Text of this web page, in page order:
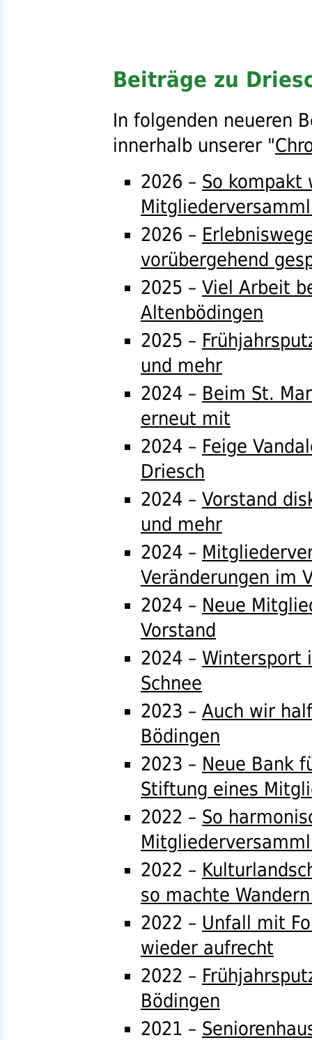
Beiträge zu
In folgenden neueren
innerhalb unserer "
2026 – So kompakt
2026 –
vorübergehend
2025 – Viel Arbeit
Altenbödingen
2025 –
und mehr
2024 – Beim St.
erneut mit
2024 – Feige
Driesch
2024 – Vorstand
und mehr
2024 –
Veränderungen im
2024 – Neue
Vorstand
2024 – Wintersport
Schnee
2023 – Auch wir
Bödingen
2023 – Neue Bank
Stiftung eines
2022 – So
2022 –
so machte
2022 – Unfall mit
wieder aufrecht
2022 –
Bödingen
2021 –